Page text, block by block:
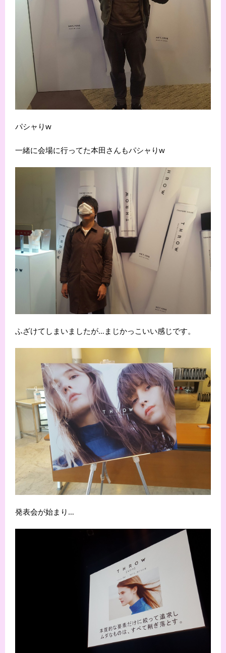
パシャりw
一緒に会場に行ってた本田さんもパシャりw
ふざけてしまいましたが…まじかっこいい感じです。
発表会が始まり…